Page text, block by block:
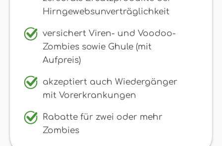
Hirngewebsunverträglichkeit
versichert Viren- und Voodoo-
Zombies sowie Ghule (mit
Aufpreis)
akzeptiert auch Wiedergänger
mit Vorerkrankungen
Rabatte für zwei oder mehr
Zombies